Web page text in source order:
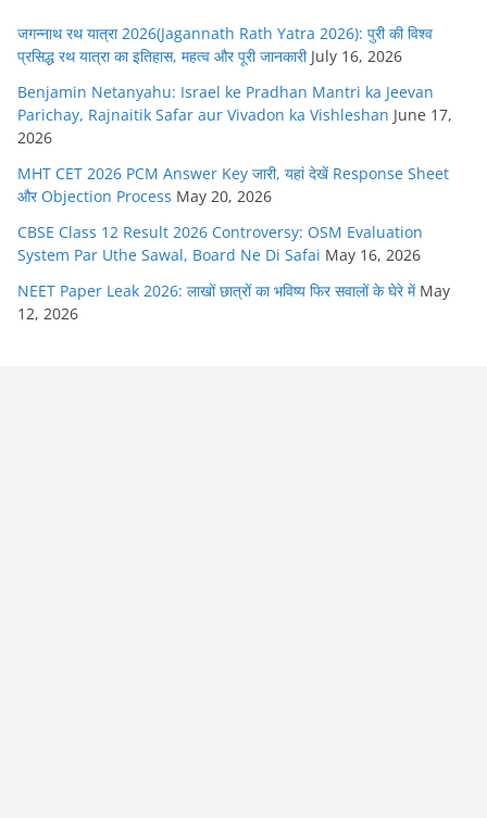
जगन्नाथ रथ यात्रा 2026(Jagannath Rath Yatra 2026): पुरी की विश्व
प्रसिद्ध रथ यात्रा का इतिहास, महत्व और पूरी जानकारी July 16, 2026
Benjamin Netanyahu: Israel ke Pradhan Mantri ka Jeevan
Parichay, Rajnaitik Safar aur Vivadon ka Vishleshan June 17,
2026
MHT CET 2026 PCM Answer Key जारी, यहां देखें Response Sheet
और Objection Process May 20, 2026
CBSE Class 12 Result 2026 Controversy: OSM Evaluation
System Par Uthe Sawal, Board Ne Di Safai May 16, 2026
NEET Paper Leak 2026: लाखों छात्रों का भविष्य फिर सवालों के घेरे में May
12, 2026